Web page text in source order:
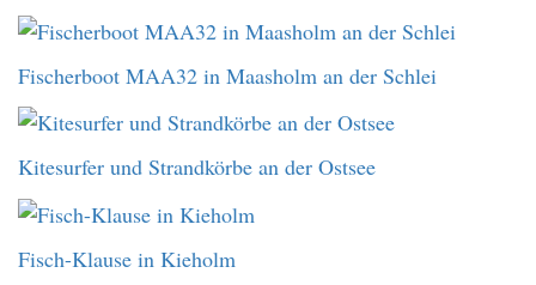
Fischerboot MAA32 in Maasholm an der Schlei
Kitesurfer und Strandkörbe an der Ostsee
Fisch-Klause in Kieholm